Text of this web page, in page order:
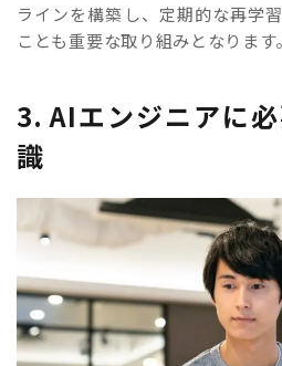
ラインを構築し、定期的な再学
ことも重要な取り組みとなります。
3. AIエンジニアに
識